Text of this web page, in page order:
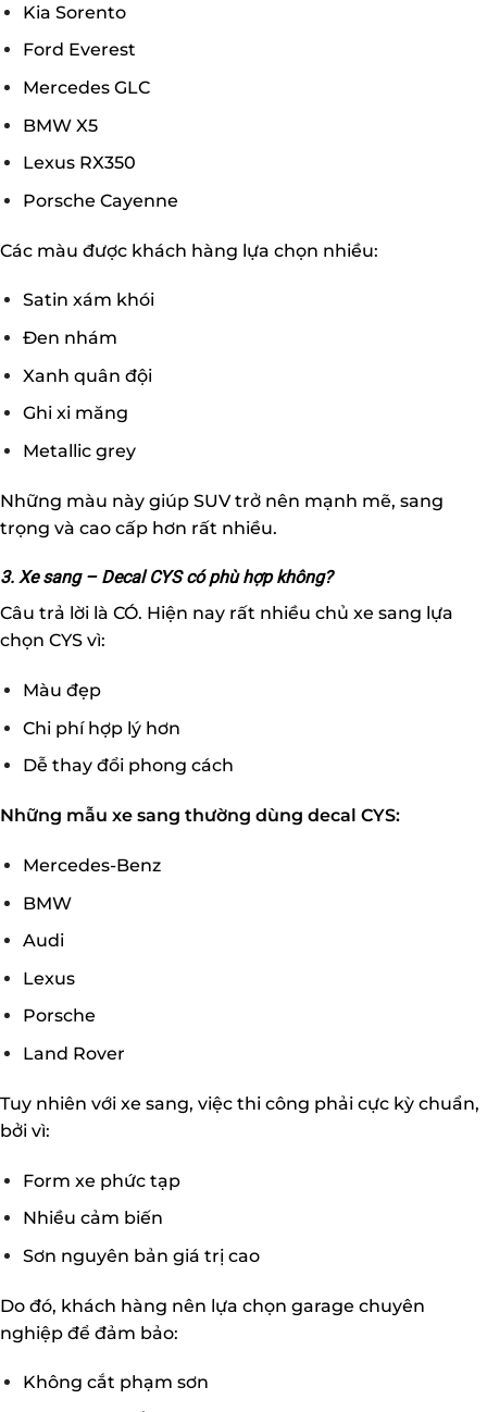
Kia Sorento
Ford Everest
Mercedes GLC
BMW X5
Lexus RX350
Porsche Cayenne
Các màu được khách hàng lựa chọn nhiều:
Satin xám khói
Đen nhám
Xanh quân đội
Ghi xi măng
Metallic grey
Những màu này giúp SUV trở nên mạnh mẽ, sang
trọng và cao cấp hơn rất nhiều.
3. Xe sang – Decal CYS có phù hợp không?
Câu trả lời là CÓ. Hiện nay rất nhiều chủ xe sang lựa
chọn CYS vì:
Màu đẹp
Chi phí hợp lý hơn
Dễ thay đổi phong cách
Những mẫu xe sang thường dùng decal CYS:
Mercedes-Benz
BMW
Audi
Lexus
Porsche
Land Rover
Tuy nhiên với xe sang, việc thi công phải cực kỳ chuẩn,
bởi vì:
Form xe phức tạp
Nhiều cảm biến
Sơn nguyên bản giá trị cao
Do đó, khách hàng nên lựa chọn garage chuyên
nghiệp để đảm bảo:
Không cắt phạm sơn